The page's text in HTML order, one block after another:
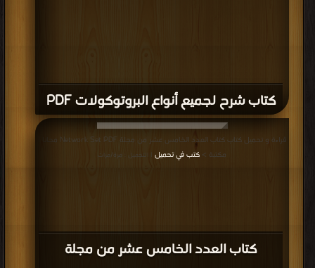
كتاب شرح لجميع أنواع البروتوكولات PDF
كتاب العدد الخامس عشر من مجلة
قراءة و تحميل كتاب كتاب العدد الخامس عشر من مجلة Network Set PDF مجانا |
مكتبة > كتب في تحميل | التحميل : مرة/مرات